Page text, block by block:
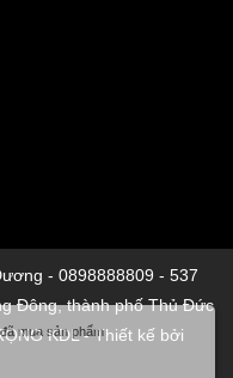
- 0898888809 - 537
Đông, thành phố Thủ Đức
KDL - Thiết kế bởi